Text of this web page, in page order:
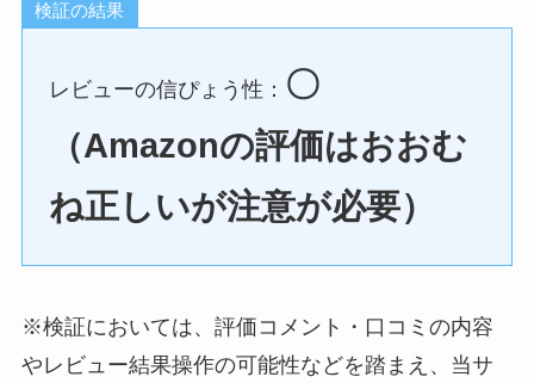
検証の結果
レビューの信ぴょう性： 〇
（Amazonの評価はおおむ
ね正しいが注意が必要）
※検証においては、評価コメント・口コミの内容
やレビュー結果操作の可能性などを踏まえ、当サ